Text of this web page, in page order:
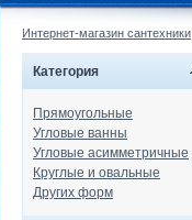
Интернет-магазин сантехники
Категория
Прямоугольные
Угловые ванны
Угловые асимметричные
Круглые и овальные
Других форм